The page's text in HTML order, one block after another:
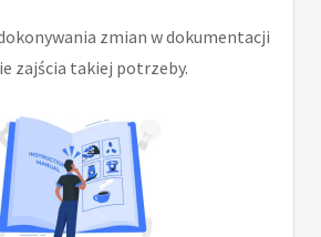
zmian w dokumentacji
zajścia takiej potrzeby.